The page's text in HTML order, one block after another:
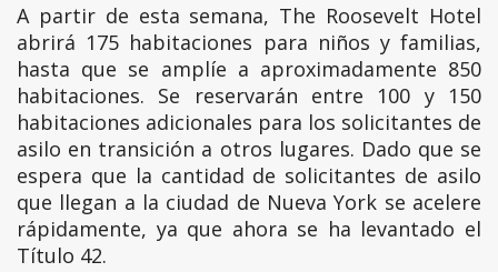
A partir de esta semana, The Roosevelt Hotel
abrirá 175 habitaciones para niños y familias,
hasta que se amplíe a aproximadamente 850
habitaciones. Se reservarán entre 100 y 150
habitaciones adicionales para los solicitantes de
asilo en transición a otros lugares. Dado que se
espera que la cantidad de solicitantes de asilo
que llegan a la ciudad de Nueva York se acelere
rápidamente, ya que ahora se ha levantado el
Título 42.